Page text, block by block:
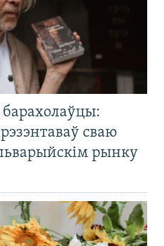
сваю
рынку